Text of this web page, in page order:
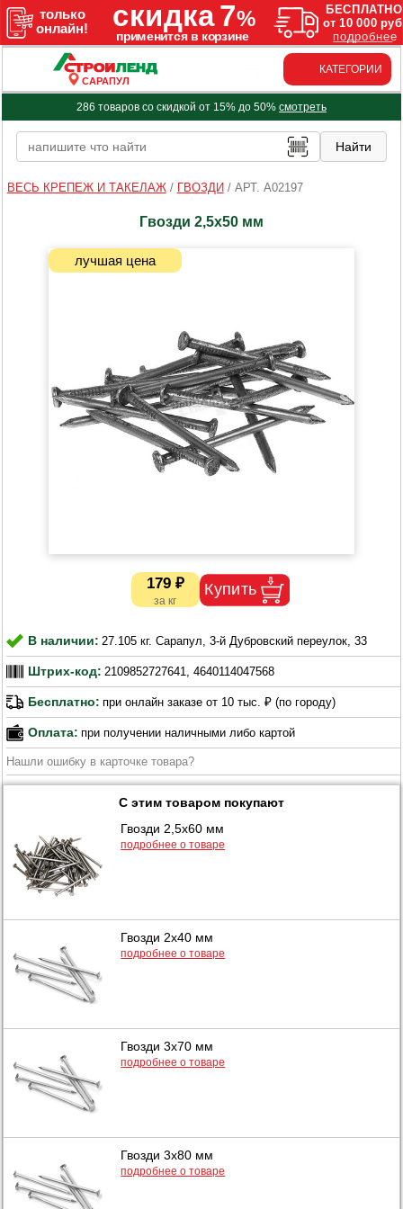
САРАПУЛ
КАТЕГОРИИ
286 товаров со скидкой от 15% до 50% смотреть
ВЕСЬ КРЕПЕЖ И ТАКЕЛАЖ/ ГВОЗДИ / АРТ. A02197
Гвозди 2,5х50 мм
179 ₽
В наличии: 27.105 кг. Сарапул, 3-й Дубровский переулок, 33
Штрих-код: 2109852727641, 4640114047568
Бесплатно: при онлайн заказе от 10 тыс. ₽ (по городу)
Оплата: при получении наличными либо картой
Нашли ошибку в карточке товара?
С этим товаром покупают
Гвозди 2,5х60 мм
подробнее о товаре
Гвозди 2х40 мм
подробнее о товаре
Гвозди 3х70 мм
подробнее о товаре
Гвозди 3х80 мм
подробнее о товаре